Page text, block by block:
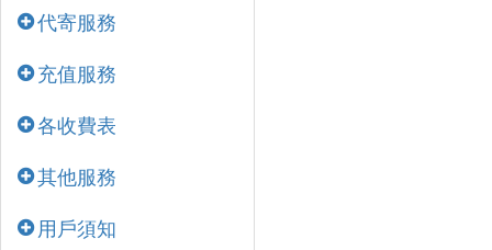
代寄服務
充值服務
各收費表
其他服務
用戶須知